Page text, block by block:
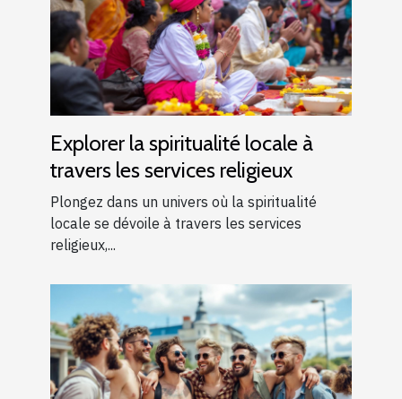
Explorer la spiritualité locale à
travers les services religieux
Plongez dans un univers où la spiritualité
locale se dévoile à travers les services
religieux,...